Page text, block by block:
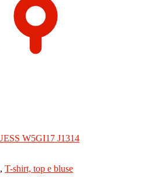
, T-shirt, top e bluse